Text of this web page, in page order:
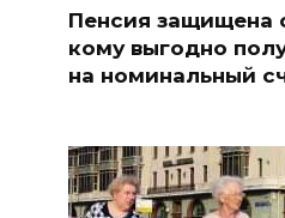
Пенсия защищена
кому выгодно
на номинальный